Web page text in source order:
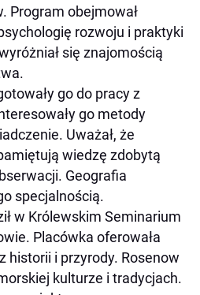
Program obejmował
rozwoju i praktyki
się znajomością
go do pracy z
go metody
Uważał, że
wiedzę zdobytą
Geografia
specjalnością.
w Królewskim Seminarium
Placówka oferowała
historii i przyrody. Rosenow
kulturze i tradycjach.